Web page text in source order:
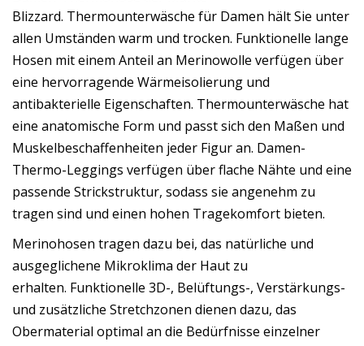
Blizzard. Thermounterwäsche für Damen hält Sie unter
allen Umständen warm und trocken. Funktionelle lange
Hosen mit einem Anteil an Merinowolle verfügen über
eine hervorragende Wärmeisolierung und
antibakterielle Eigenschaften. Thermounterwäsche hat
eine anatomische Form und passt sich den Maßen und
Muskelbeschaffenheiten jeder Figur an. Damen-
Thermo-Leggings verfügen über flache Nähte und eine
passende Strickstruktur, sodass sie angenehm zu
tragen sind und einen hohen Tragekomfort bieten.
Merinohosen tragen dazu bei, das natürliche und
ausgeglichene Mikroklima der Haut zu
erhalten. Funktionelle 3D-, Belüftungs-, Verstärkungs-
und zusätzliche Stretchzonen dienen dazu, das
Obermaterial optimal an die Bedürfnisse einzelner